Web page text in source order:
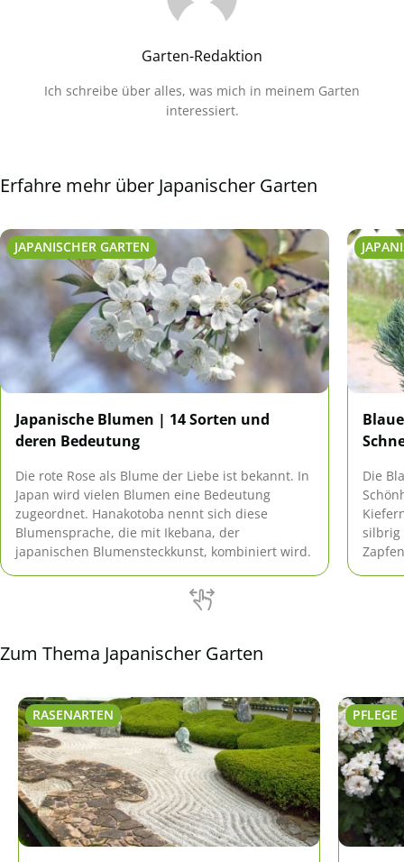
Garten-Redaktion
Ich schreibe über alles, was mich in meinem Garten
interessiert.
Erfahre mehr über Japanischer Garten
JAPANISCHER GARTEN
Japanische Blumen | 14 Sorten und
deren Bedeutung
Die rote Rose als Blume der Liebe ist bekannt. In
Japan wird vielen Blumen eine Bedeutung
zugeordnet. Hanakotoba nennt sich diese
Blumensprache, die mit Ikebana, der
japanischen Blumensteckkunst, kombiniert wird.
Die
silbrig
Zum Thema Japanischer Garten
RASENARTEN PFLEGE